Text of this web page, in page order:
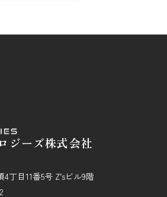
ジーズ株式会社
丁目11番5号 Z’sビル9階